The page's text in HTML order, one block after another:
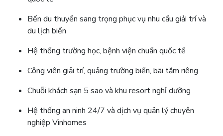
Bến du thuyền sang trọng phục vụ nhu cầu giải trí và
du lịch biển
Hệ thống trường học, bệnh viện chuẩn quốc tế
Công viên giải trí, quảng trường biển, bãi tắm riêng
Chuỗi khách sạn 5 sao và khu resort nghỉ dưỡng
Hệ thống an ninh 24/7 và dịch vụ quản lý chuyên
nghiệp Vinhomes